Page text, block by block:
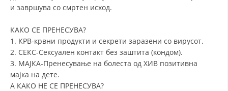
КАКО ДА ДОНИРАТЕ
ПОДГОТВЕНОСТ И ДЕЈСТВО ПРИ КАТАСТРОФИ
и завршува со смртен исход.
КАКО СЕ ПРЕНЕСУВА?
1. КРВ-крвни продукти и секрети заразени со вирусот.
2. СЕКС-Сексуален контакт без заштита (кондом).
3. МАЈКА-Пренесување на болеста од ХИВ позитивна
мајка на дете.
А КАКО НЕ СЕ ПРЕНЕСУВА?